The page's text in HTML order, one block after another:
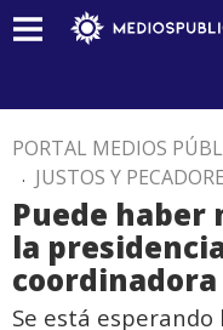
PORTAL MEDIOS
. JUSTOS Y
Puede haber
la
coordinadora
Se está